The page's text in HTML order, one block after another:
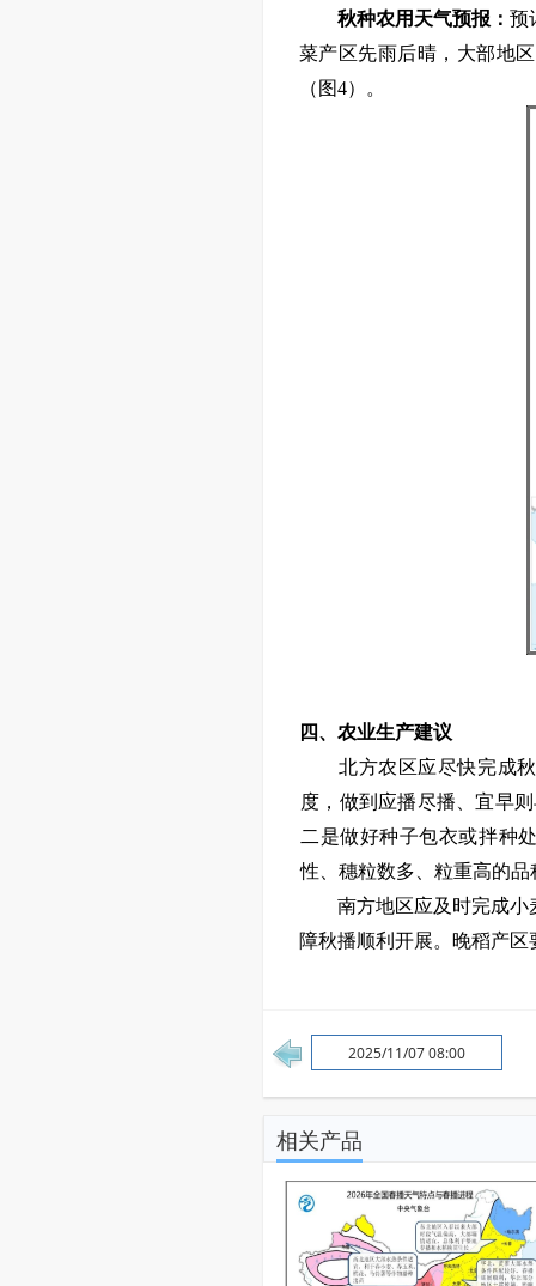
秋种农用 天气预报：预
菜产区先雨后晴， 大部地
（图4） 。
四、农业生产建议
北方农区应尽快完成
度 ，做到应播尽播、宜早
二是做好种子包衣或拌种
性、穗粒数多、粒重高的品
南方地区应及时完成
障秋播顺利开展。晚稻产
2025/11/07 08:00
相关产品